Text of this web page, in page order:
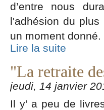
d’entre nous
l'adhésion du
un moment
Lire la suite
"La retraite
jeudi, 14 janvier
Il y' a peu de